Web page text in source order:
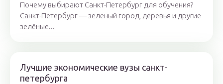
Почему выбирают Санкт-Петербург для обучения?
Санкт-Петербург — зеленый город, деревья и другие
зелёные...
Лучшие экономические вузы санкт-
петербурга